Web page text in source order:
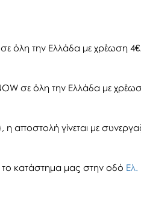
όλη την Ελλάδα με χρέωση 4€.
σε όλη την Ελλάδα με
αποστολή γίνεται με
το κατάστημα μας στην οδό Ελ.